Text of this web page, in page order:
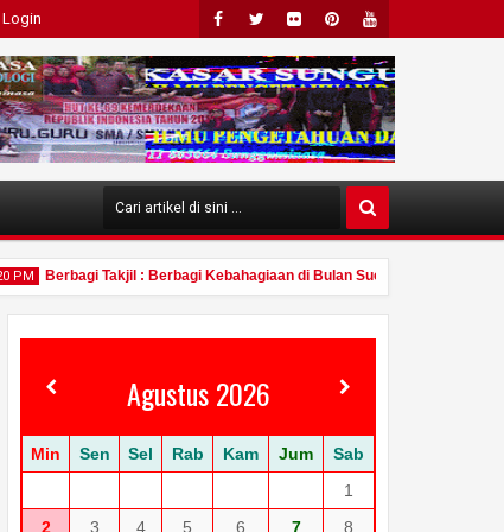
Login
Yout
Ube
Pint
Eres
T
Flick
R
Twit
Ter
Face
Boo
K
Berbagi Takjil : Berbagi Kebahagiaan di Bulan Suci Ramadhan (SMA/
Agustus 2026
Min Sen Sel Rab Kam Jum
Sab
1
2
3 4 5 6 7
8